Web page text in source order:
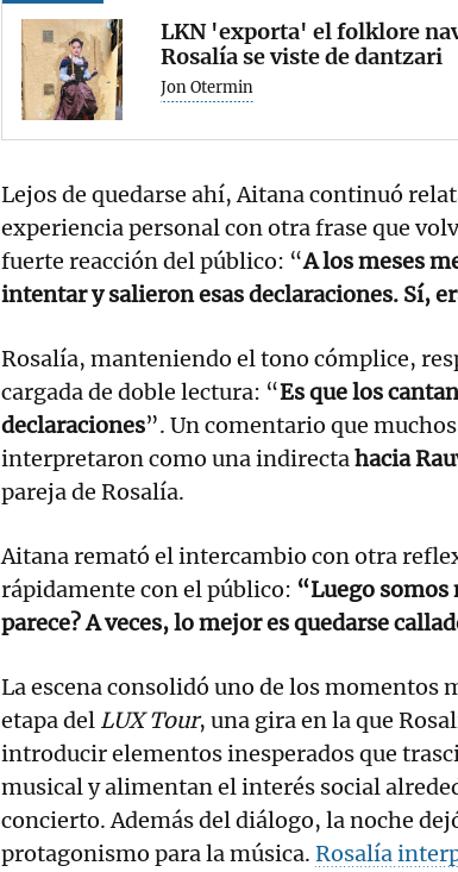
LKN 'exporta' el folklore
Rosalía se viste de dantzari
Jon Otermin
Lejos de quedarse ahí, Aitana continuó
experiencia personal con otra frase que
fuerte reacción del público: “A los meses
intentar y salieron esas declaraciones. Sí,
Rosalía, manteniendo el tono cómplice,
cargada de doble lectura: “Es que los
declaraciones”. Un comentario que
interpretaron como una indirectahacia
pareja de Rosalía.
Aitana remató el intercambio con otra
rápidamente con el público: “Luego somos
parece? A veces, lo mejor es quedarse
La escena consolidó uno de los momentos
etapa del LUX Tour, una gira en la que
introducir elementos inesperados que
musical y alimentan el interés social
concierto. Además del diálogo, la noche
protagonismo para la música. Rosalía